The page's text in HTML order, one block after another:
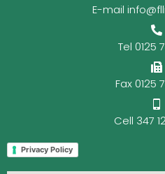
E-mail
Tel 0125
Fax 0125
Cell 347
Privacy Policy